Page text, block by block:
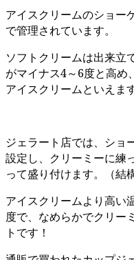
アイスクリームのショ
で管理されています。
ソフトクリームは出来立
がマイナス4～6度と高め
アイスクリームといえます
ジェラート店では、シ
設定し、クリーミーに練
って盛り付けます。（結
アイスクリームより高い
度で、なめらかでクリー
トです！